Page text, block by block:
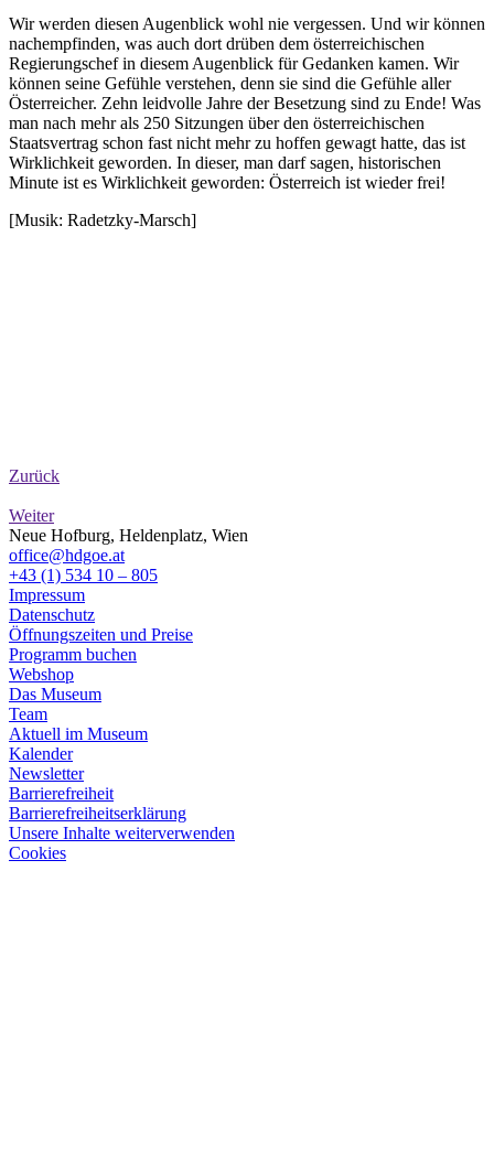
Wir werden diesen Augenblick wohl nie vergessen. Und wir können
nachempfinden, was auch dort drüben dem österreichischen
Regierungschef in diesem Augenblick für Gedanken kamen. Wir
können seine Gefühle verstehen, denn sie sind die Gefühle aller
Österreicher. Zehn leidvolle Jahre der Besetzung sind zu Ende! Was
man nach mehr als 250 Sitzungen über den österreichischen
Staatsvertrag schon fast nicht mehr zu hoffen gewagt hatte, das ist
Wirklichkeit geworden. In dieser, man darf sagen, historischen
Minute ist es Wirklichkeit geworden: Österreich ist wieder frei!
[Musik: Radetzky-Marsch]
Zurück
Weiter
Neue Hofburg, Heldenplatz, Wien
office@hdgoe.at
+43 (1) 534 10 – 805
Impressum
Datenschutz
Öffnungszeiten und Preise
Programm buchen
Webshop
Das Museum
Team
Aktuell im Museum
Kalender
Newsletter
Barrierefreiheit
Barrierefreiheitserklärung
Unsere Inhalte weiterverwenden
Cookies